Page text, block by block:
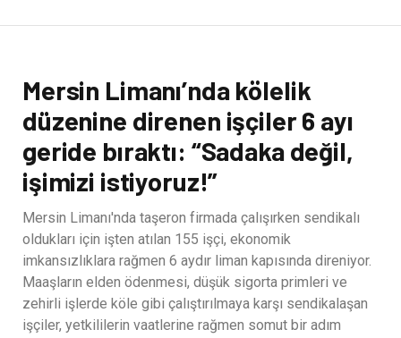
Mersin Limanı’nda kölelik
düzenine direnen işçiler 6 ayı
geride bıraktı: “Sadaka değil,
işimizi istiyoruz!”
Mersin Limanı'nda taşeron firmada çalışırken sendikalı
oldukları için işten atılan 155 işçi, ekonomik
imkansızlıklara rağmen 6 aydır liman kapısında direniyor.
Maaşların elden ödenmesi, düşük sigorta primleri ve
zehirli işlerde köle gibi çalıştırılmaya karşı sendikalaşan
işçiler, yetkililerin vaatlerine rağmen somut bir adım